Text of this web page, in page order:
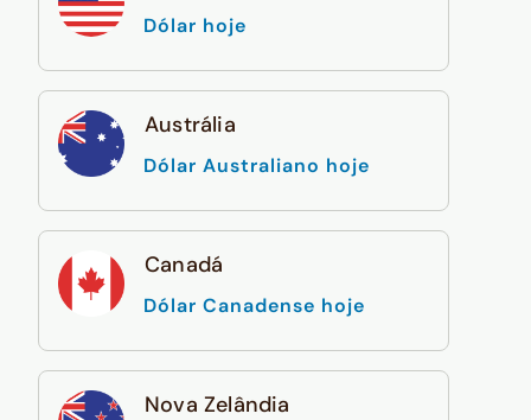
Dólar hoje
Austrália
Dólar Australiano hoje
Canadá
Dólar Canadense hoje
Nova Zelândia